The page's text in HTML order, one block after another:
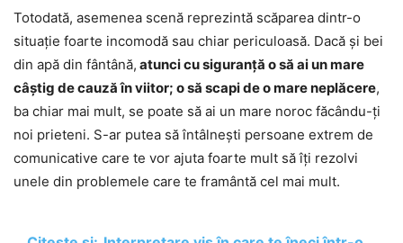
Totodată, asemenea scenă reprezintă scăparea dintr-o
situație foarte incomodă sau chiar periculoasă. Dacă și bei
din apă din fântână, atunci cu siguranță o să ai un mare
câștig de cauză în viitor; o să scapi de o mare neplăcere,
ba chiar mai mult, se poate să ai un mare noroc făcându-ți
noi prieteni. S-ar putea să întâlnești persoane extrem de
comunicative care te vor ajuta foarte mult să îți rezolvi
unele din problemele care te framântă cel mai mult.